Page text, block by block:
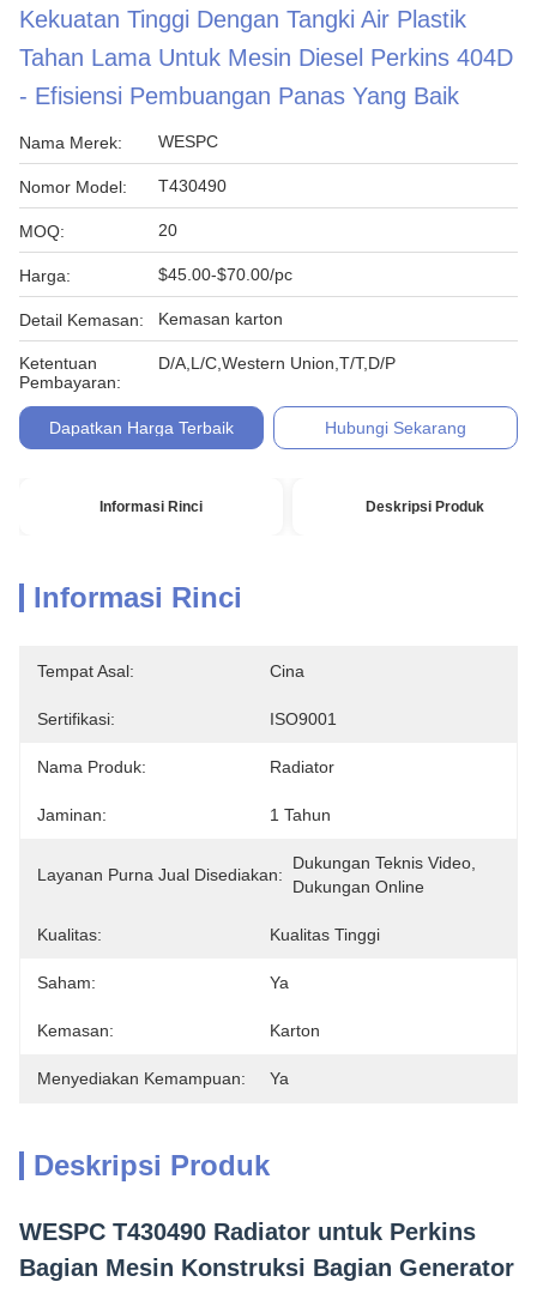
Kekuatan Tinggi Dengan Tangki Air Plastik
Tahan Lama Untuk Mesin Diesel Perkins 404D
- Efisiensi Pembuangan Panas Yang Baik
Nama Merek: WESPC
Nomor Model: T430490
MOQ: 20
Harga: $45.00-$70.00/pc
Detail Kemasan: Kemasan karton
Ketentuan
Pembayaran:
D/A,L/C,Western Union,T/T,D/P
Dapatkan Harga Terbaik Hubungi Sekarang
Informasi Rinci Deskripsi Produk
Informasi Rinci
Tempat Asal: Cina
Sertifikasi: ISO9001
Nama Produk: Radiator
Jaminan: 1 Tahun
Layanan Purna Jual Disediakan:
Dukungan Teknis Video,
Dukungan Online
Kualitas: Kualitas Tinggi
Saham: Ya
Kemasan: Karton
Menyediakan Kemampuan: Ya
Deskripsi Produk
WESPC T430490 Radiator untuk Perkins
Bagian Mesin Konstruksi Bagian Generator